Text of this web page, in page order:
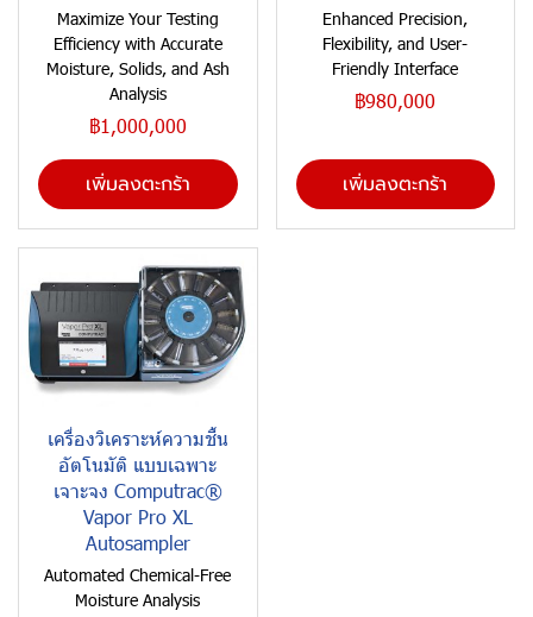
Maximize Your Testing
Efficiency with Accurate
Moisture, Solids, and Ash
Analysis
฿1,000,000
เพิ่มลงตะกร้า
Enhanced Precision,
Flexibility, and User-
Friendly Interface
฿980,000
เพิ่มลงตะกร้า
เครื่องวิเคราะห์ความชื้น
อัตโนมัติ แบบเฉพาะ
เจาะจง Computrac®
Vapor Pro XL
Autosampler
Automated Chemical-Free
Moisture Analysis